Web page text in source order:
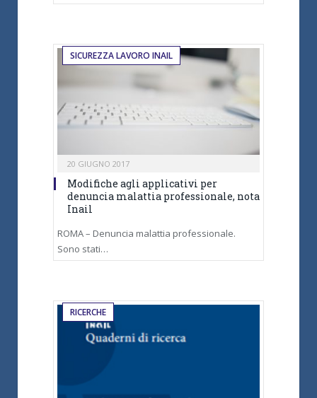
SICUREZZA LAVORO INAIL
20 GIUGNO 2017
Modifiche agli applicativi per
denuncia malattia professionale, nota
Inail
ROMA – Denuncia malattia professionale.
Sono stati…
RICERCHE